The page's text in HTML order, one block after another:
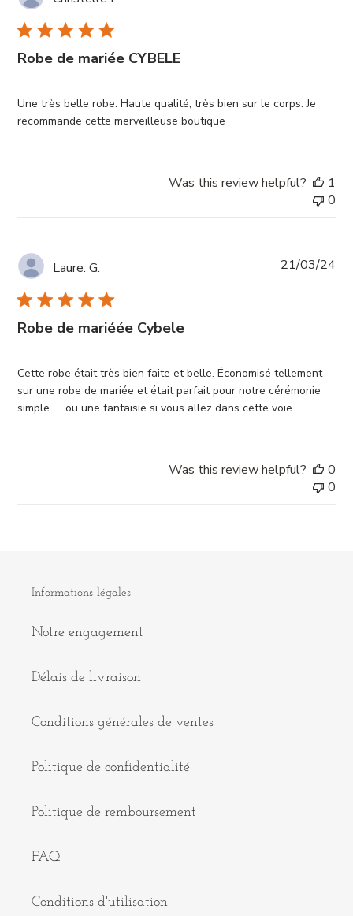
Robe de mariée CYBELE
Une très belle robe. Haute qualité, très bien sur le corps. Je
recommande cette merveilleuse boutique
Was this review helpful?
1
0
Laure. G.
Robe de mariéée Cybele
Cette robe était très bien faite et belle. Économisé tellement
sur une robe de mariée et était parfait pour notre cérémonie
simple .... ou une fantaisie si vous allez dans cette voie.
21/03/24
Was this review helpful?
0
0
Informations légales
Notre engagement
Délais de livraison
Conditions générales de ventes
Politique de confidentialité
Politique de remboursement
FAQ
Conditions d'utilisation